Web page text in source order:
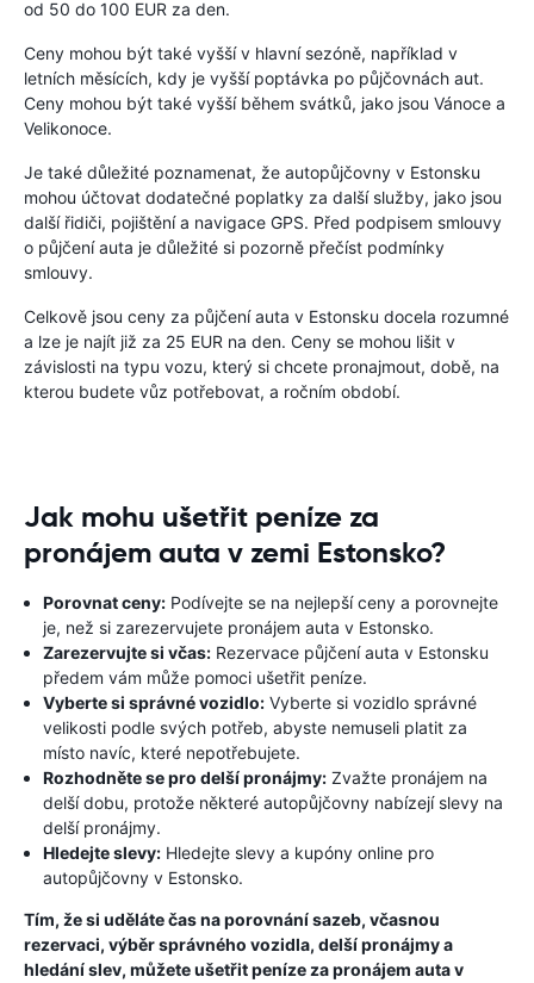
od 50 do 100 EUR za den.
Ceny mohou být také vyšší v hlavní sezóně, například v
letních měsících, kdy je vyšší poptávka po půjčovnách aut.
Ceny mohou být také vyšší během svátků, jako jsou Vánoce a
Velikonoce.
Je také důležité poznamenat, že autopůjčovny v Estonsku
mohou účtovat dodatečné poplatky za další služby, jako jsou
další řidiči, pojištění a navigace GPS. Před podpisem smlouvy
o půjčení auta je důležité si pozorně přečíst podmínky
smlouvy.
Celkově jsou ceny za půjčení auta v Estonsku docela rozumné
a lze je najít již za 25 EUR na den. Ceny se mohou lišit v
závislosti na typu vozu, který si chcete pronajmout, době, na
kterou budete vůz potřebovat, a ročním období.
Jak mohu ušetřit peníze za
pronájem auta v zemi Estonsko?
Porovnat ceny: Podívejte se na nejlepší ceny a porovnejte
je, než si zarezervujete pronájem auta v Estonsko.
Zarezervujte si včas: Rezervace půjčení auta v Estonsku
předem vám může pomoci ušetřit peníze.
Vyberte si správné vozidlo: Vyberte si vozidlo správné
velikosti podle svých potřeb, abyste nemuseli platit za
místo navíc, které nepotřebujete.
Rozhodněte se pro delší pronájmy: Zvažte pronájem na
delší dobu, protože některé autopůjčovny nabízejí slevy na
delší pronájmy.
Hledejte slevy: Hledejte slevy a kupóny online pro
autopůjčovny v Estonsko.
Tím, že si uděláte čas na porovnání sazeb, včasnou
rezervaci, výběr správného vozidla, delší pronájmy a
hledání slev, můžete ušetřit peníze za pronájem auta v